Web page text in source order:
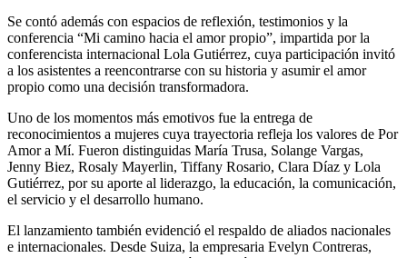
Se contó además con espacios de reflexión, testimonios y la
conferencia “Mi camino hacia el amor propio”, impartida por la
conferencista internacional Lola Gutiérrez, cuya participación invitó
a los asistentes a reencontrarse con su historia y asumir el amor
propio como una decisión transformadora.
Uno de los momentos más emotivos fue la entrega de
reconocimientos a mujeres cuya trayectoria refleja los valores de Por
Amor a Mí. Fueron distinguidas María Trusa, Solange Vargas,
Jenny Biez, Rosaly Mayerlin, Tiffany Rosario, Clara Díaz y Lola
Gutiérrez, por su aporte al liderazgo, la educación, la comunicación,
el servicio y el desarrollo humano.
El lanzamiento también evidenció el respaldo de aliados nacionales
e internacionales. Desde Suiza, la empresaria Evelyn Contreras,